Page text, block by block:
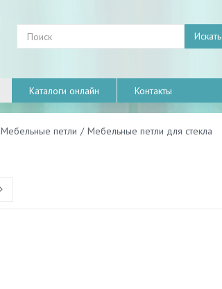
Искать
Каталоги онлайн Контакты
Мебельные петли / Мебельные петли для стекла